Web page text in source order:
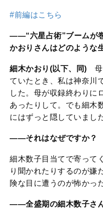
#前編はこちら
――“六星占術”ブームが
かおりさんはどのような
細木かおり(以下、同) 母
ていたとき、私は神奈川
した。母が収録終わりに
あったりして。でも細木
にはずっと隠していまし
――それはなぜですか？
細木数子目当てで寄って
り聞かれたりするのが嫌
険な目に遭うのが怖かっ
――全盛期の細木数子さ